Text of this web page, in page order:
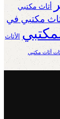
أثاث مكتبي
مكتبي في
الأثاث
أثاث مكتبي